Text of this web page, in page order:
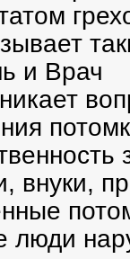
и Врач
внуки,
люди